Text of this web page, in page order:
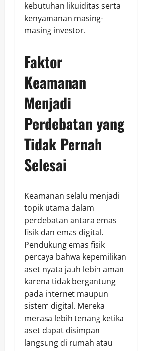
kebutuhan likuiditas serta
kenyamanan masing-
masing investor.
Faktor
Keamanan
Menjadi
Perdebatan yang
Tidak Pernah
Selesai
Keamanan selalu menjadi
topik utama dalam
perdebatan antara emas
fisik dan emas digital.
Pendukung emas fisik
percaya bahwa kepemilikan
aset nyata jauh lebih aman
karena tidak bergantung
pada internet maupun
sistem digital. Mereka
merasa lebih tenang ketika
aset dapat disimpan
langsung di rumah atau